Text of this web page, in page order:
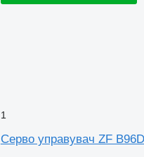
1
Серво управувач ZF